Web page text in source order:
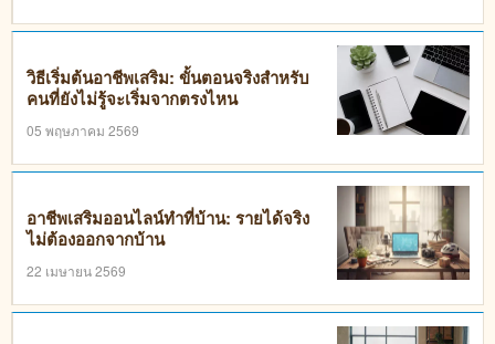
วิธีเริ่มต้นอาชีพเสริม: ขั้นตอนจริงสำหรับ
คนที่ยังไม่รู้จะเริ่มจากตรงไหน
05 พฤษภาคม 2569
อาชีพเสริมออนไลน์ทำที่บ้าน: รายได้จริง
ไม่ต้องออกจากบ้าน
22 เมษายน 2569